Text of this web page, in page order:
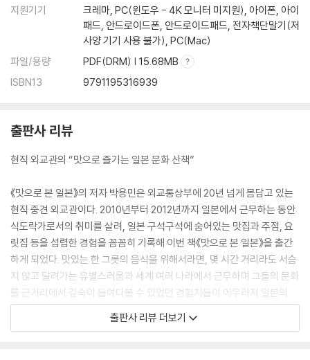
나라현奈良? - 술지게미 절임, 나라즈케奈良漬
오사카부大阪府 - 천하의 주방
효고현兵庫? - 고베의 모단야키와 스테이크
교토부京都府 - 일본의 정신적 수도
후쿠시마현福島? - 대지진의 슬픔
지원기기
크레마, PC(윈도우 - 4K 모니터 미지원), 아이폰, 아이
패드, 안드로이드폰, 안드로이드패드, 전자책단말기(저
사양 기기 사용 불가), PC(Mac)
파일/용량
PDF(DRM) | 15.68MB
ISBN13
9791195316939
출판사 리뷰
현직 외교관의 “맛으로 즐기는 일본 문화 산책”
《맛으로 본 일본》의 저자 박용민은 외교통상부에 20년 넘게 몸담고 있는
현직 중견 외교관이다. 2010년부터 2012년까지 일본에서 근무하는 동안
식도락가로서의 취미를 살려, 일본 구석구석에 숨어있는 맛집과 주점, 요
릿집 등을 섭렵한 경험을 꼼꼼히 기록해 이번 책《맛으로 본 일본》을 출간
하게 되었다. 맛있는 한 그릇의 음식을 위해서라면, 몇 시간 거리라도 서슴
지 않고 달려가는 유별스러움과 세계 여러 나라에서 근무하며 그들의 문화
를 근거리에서 깊숙이 들여다볼 수 있었던 경험치들이 어우러져 일본의
‘음식’과 ‘문화’에 대한 섬세하고도 깊이 있는 통찰을 담아낼 수 있었다.
그의 글은 진중하고, 그의 시선은 멀고 넓으면서도 세세한 부분들을 결코
출판사 리뷰 더보기